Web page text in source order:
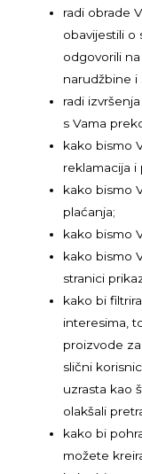
radi obrade
obavijestili o
odgovorili
narudžbine i
radi
s Vama
kako bismo
reklamacija i
kako bismo
plaćanja;
kako bismo
kako bismo
stranici
kako bi
interesima,
proizvode
slični
uzrasta kao
olakšali
kako bi
možete